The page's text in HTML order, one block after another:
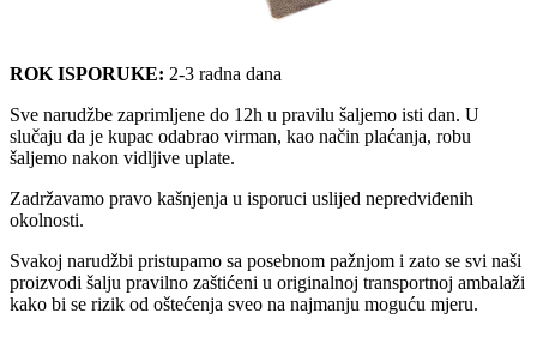
ROK ISPORUKE: 2-3 radna dana
Sve narudžbe zaprimljene do 12h u pravilu šaljemo isti dan. U
slučaju da je kupac odabrao virman, kao način plaćanja, robu
šaljemo nakon vidljive uplate.
Zadržavamo pravo kašnjenja u isporuci uslijed nepredviđenih
okolnosti.
Svakoj narudžbi pristupamo sa posebnom pažnjom i zato se svi naši
proizvodi šalju pravilno zaštićeni u originalnoj transportnoj ambalaži
kako bi se rizik od oštećenja sveo na najmanju moguću mjeru.